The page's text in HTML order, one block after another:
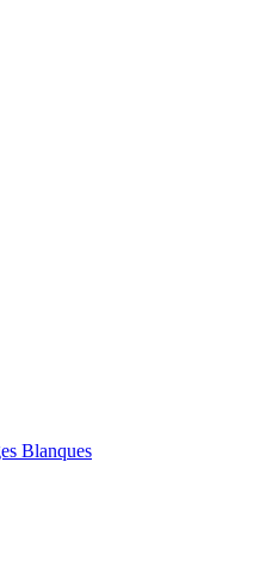
Blanques